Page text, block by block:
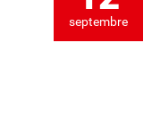
septembre